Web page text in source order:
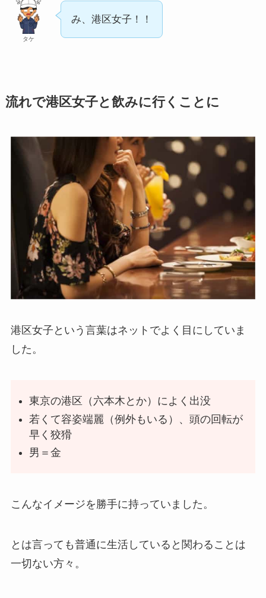
タケ
み、港区女子！！
流れで港区女子と飲みに行くことに
港区女子という言葉はネットでよく目にしていま
した。
東京の港区（六本木とか）によく出没
若くて容姿端麗（例外もいる）、頭の回転が
早く狡猾
男＝金
こんなイメージを勝手に持っていました。
とは言っても普通に生活していると関わることは
一切ない方々。